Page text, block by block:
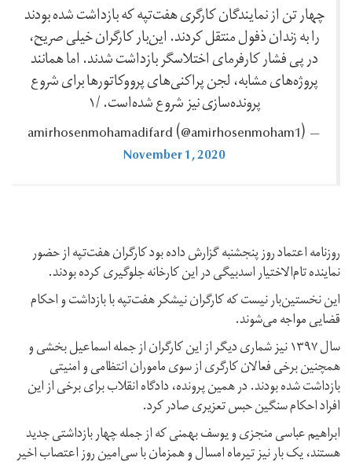
چهار تن از نمایندگان کارگری هفت‌تپه که بازداشت شده بودند
را به زندان ذفول منتقل کردند. این‌بار کارگران خیلی صریح،
در پی فشار کارفرمای اختلاسگر بازداشت شدند. اما همانند
پروژه‌های مشابه، لجن پراکنی‌های پرووکاتورها برای شروع
پرونده‌سازی نیز شروع شده‌است. /۱
— amirhosenmohamadifard ‪(@amirhosenmoham1)‬
November 1, 2020
روزنامه اعتماد روز پنجشنبه گزارش داده بود کارگران هفت‌تپه از حضور
نماینده تام‌الاختیار اسدبیگی در این کارخانه جلوگیری کرده بودند.
این نخستین‌‌بار نیست که کارگران نیشکر هفت‌تپه با بازداشت و احکام
قضایی مواجه می‌شوند.
سال ۱۳۹۷ نیز شماری دیگر از این کارگران از جمله اسماعیل بخشی و
همچنین برخی فعالان کارگری از سوی ماموران انتظامی و امنیتی
بازداشت شده بودند. در همین پرونده، دادگاه انقلاب برای برخی از این
افراد احکام سنگین حبس تعزیری صادر کرد.
ابراهیم عباسی منجزی و یوسف بهمنی که از جمله چهار بازداشتی جدید
هستند،‌ یک بار نیز تیرماه امسال و همزمان با سی‌امین روز اعتصاب اخیر